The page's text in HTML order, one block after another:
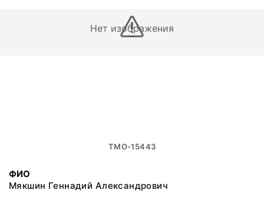
Нет изображения
ТМО-15443
ФИО
Мякшин Геннадий Александрович